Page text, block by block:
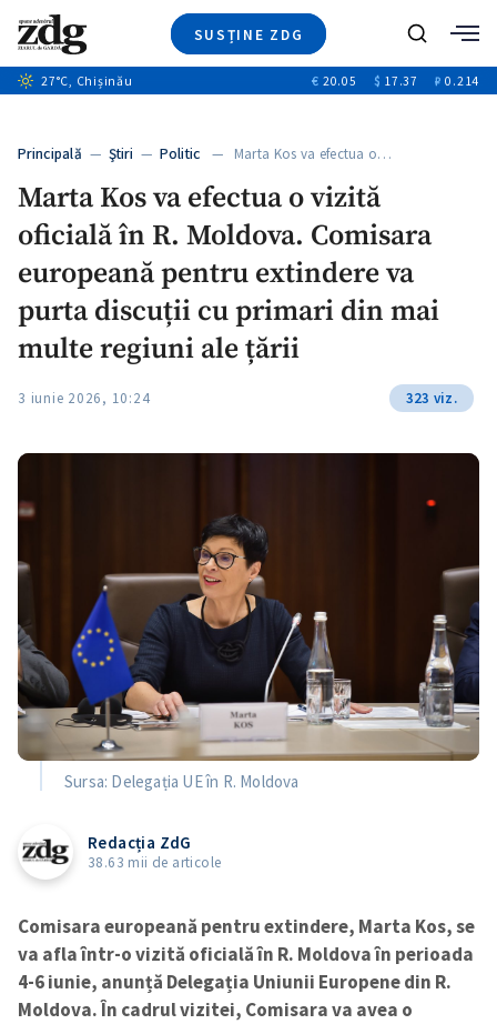
SUSȚINE ZDG
Ştiri
+13
Special
Blog
Caută
27°C, Chișinău € 20.05 $ 17.37 ₽ 0.214
Principală — Ştiri — Politic — Marta Kos va efectua o…
Marta Kos va efectua o vizită
oficială în R. Moldova. Comisara
europeană pentru extindere va
purta discuții cu primari din mai
multe regiuni ale țării
3 iunie 2026, 10:24 323 viz.
Sursa: Delegația UE în R. Moldova
Redacția ZdG
38.63 mii de articole
Comisara europeană pentru extindere, Marta Kos, se
va afla într-o vizită oficială în R. Moldova în perioada
4-6 iunie, anunță Delegația Uniunii Europene din R.
Moldova. În cadrul vizitei, Comisara va avea o